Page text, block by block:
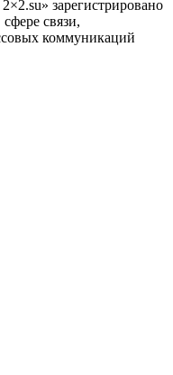
зарегистрировано
связи,
коммуникаций